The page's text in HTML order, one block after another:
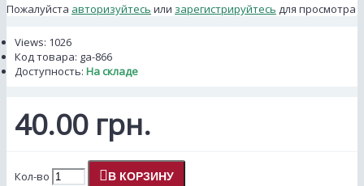
Пожалуйста авторизуйтесь или зарегистрируйтесь для просмотра
Views: 1026
Код товара: ga-866
Доступность: На складе
40.00 грн.
Кол-во В КОРЗИНУ